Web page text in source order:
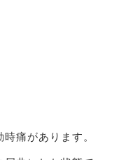
痛があります。